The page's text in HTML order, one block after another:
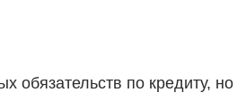
обязательств по кредиту, но